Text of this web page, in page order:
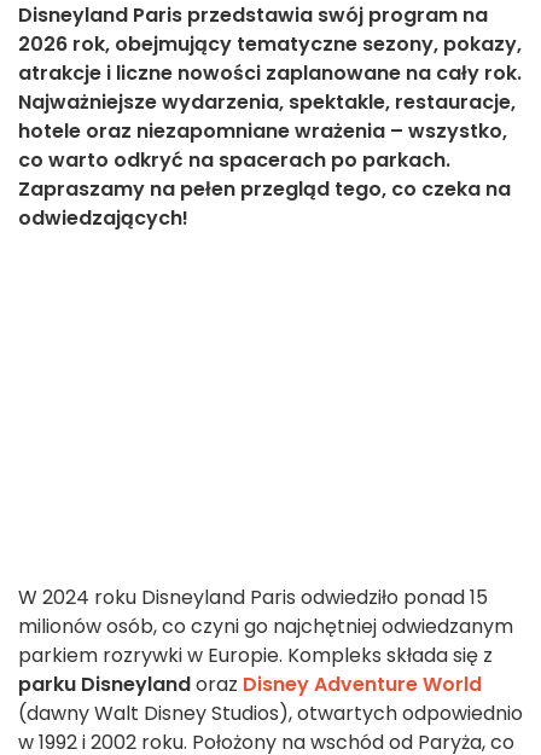
Disneyland Paris przedstawia swój program na
2026 rok, obejmujący tematyczne sezony, pokazy,
atrakcje i liczne nowości zaplanowane na cały rok.
Najważniejsze wydarzenia, spektakle, restauracje,
hotele oraz niezapomniane wrażenia – wszystko,
co warto odkryć na spacerach po parkach.
Zapraszamy na pełen przegląd tego, co czeka na
odwiedzających!
W 2024 roku Disneyland Paris odwiedziło ponad 15
milionów osób, co czyni go najchętniej odwiedzanym
parkiem rozrywki w Europie. Kompleks składa się z
parku Disneylandoraz Disney Adventure World
(dawny Walt Disney Studios), otwartych odpowiednio
w 1992 i 2002 roku. Położony na wschód od Paryża, co